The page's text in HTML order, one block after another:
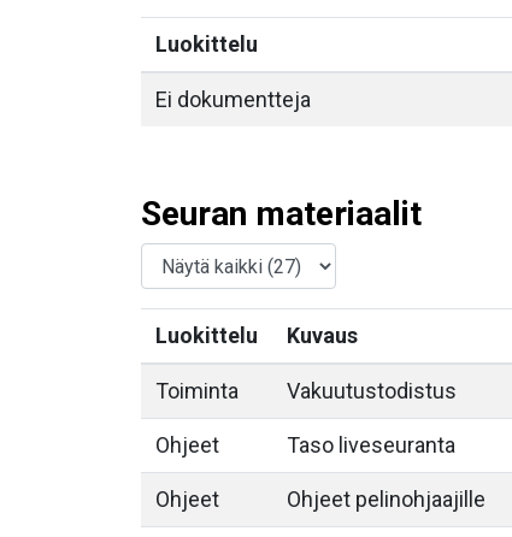
Luokittelu
Ei dokumentteja
Seuran materiaalit
Luokittelu Kuvaus
Toiminta Vakuutustodistus
Ohjeet Taso liveseuranta
Ohjeet Ohjeet pelinohjaajille